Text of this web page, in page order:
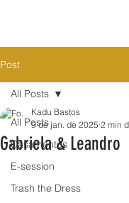
Post
All Posts
Casamentos
E-session
Trash the Dress
All Posts
Gabriela & Leandro
Kadu Bastos
9 de jan. de 2025 2 min